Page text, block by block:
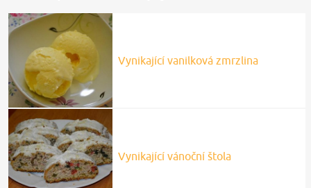
Vynikající vanilková zmrzlina
Vynikající vánoční štola